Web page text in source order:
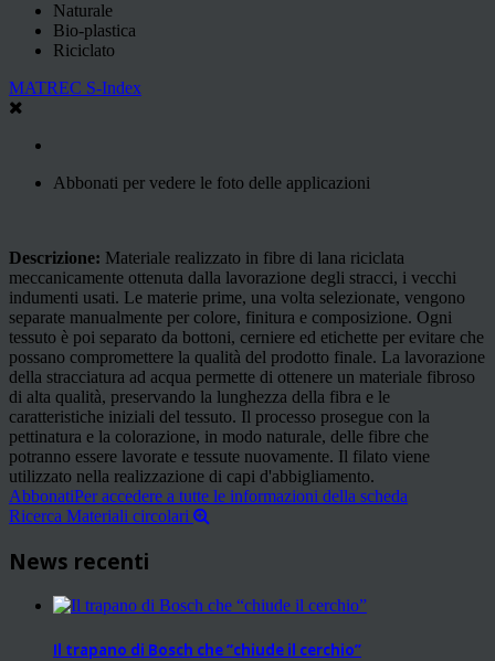
Naturale
Bio-plastica
Riciclato
MATREC S-Index
Abbonati per vedere le foto delle applicazioni
Descrizione: Materiale realizzato in fibre di lana riciclata
meccanicamente ottenuta dalla lavorazione degli stracci, i vecchi
indumenti usati. Le materie prime, una volta selezionate, vengono
separate manualmente per colore, finitura e composizione. Ogni
tessuto è poi separato da bottoni, cerniere ed etichette per evitare che
possano compromettere la qualità del prodotto finale. La lavorazione
della stracciatura ad acqua permette di ottenere un materiale fibroso
di alta qualità, preservando la lunghezza della fibra e le
caratteristiche iniziali del tessuto. Il processo prosegue con la
pettinatura e la colorazione, in modo naturale, delle fibre che
potranno essere lavorate e tessute nuovamente. Il filato viene
utilizzato nella realizzazione di capi d'abbigliamento.
AbbonatiPer accedere a tutte le informazioni della scheda
Ricerca Materiali circolari
News recenti
Il trapano di Bosch che “chiude il cerchio”